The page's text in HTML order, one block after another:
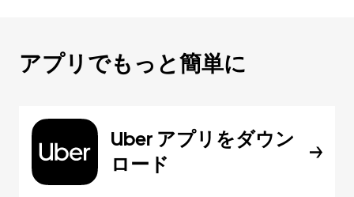
アプリでもっと簡単に
Uber アプリをダウン
ロード